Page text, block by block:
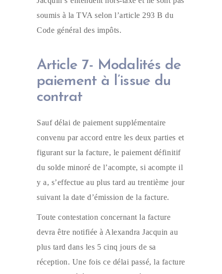
soumis à la TVA selon l’article 293 B du
Code général des impôts.
Article 7- Modalités de
paiement à l’issue du
contrat
Sauf délai de paiement supplémentaire
convenu par accord entre les deux parties et
figurant sur la facture, le paiement définitif
du solde minoré de l’acompte, si acompte il
y a, s’effectue au plus tard au trentième jour
suivant la date d’émission de la facture.
Toute contestation concernant la facture
devra être notifiée à Alexandra Jacquin au
plus tard dans les 5 cinq jours de sa
réception. Une fois ce délai passé, la facture